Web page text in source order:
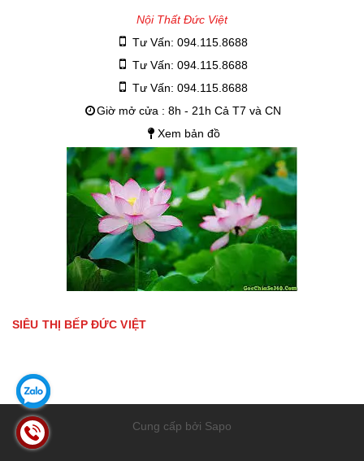
Nội Thất Đức Việt
Tư Vấn: 094.115.8688
Tư Vấn: 094.115.8688
Tư Vấn: 094.115.8688
Giờ mở cửa : 8h - 21h Cả T7 và CN
Xem bản đồ
SIÊU THỊ BẾP ĐỨC VIỆT
Cung cấp bởi Sapo